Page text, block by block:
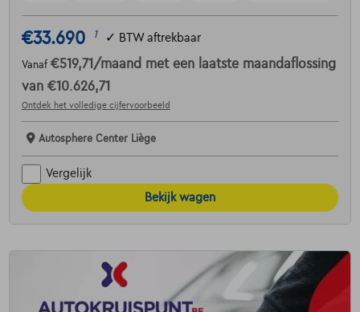
€33.690 1 ✓ BTW aftrekbaar
Vanaf €519,71 /maand met een laatste maandaflossing
van €10.626,71
Ontdek het volledige cijfervoorbeeld
Autosphere Center Liège
Vergelijk
Bekijk wagen